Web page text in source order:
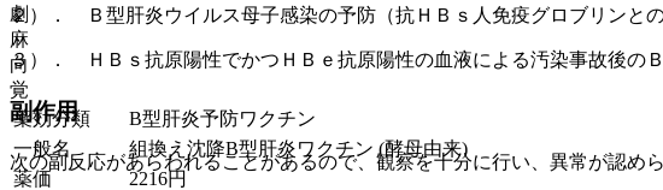
２）． Ｂ型肝炎ウイルス母子感染の予防（抗ＨＢｓ人免疫グロブリンとの
３）． ＨＢｓ抗原陽性でかつＨＢｅ抗原陽性の血液による汚染事故後の
副作用
次の副反応があらわれることがあるので、観察を十分に行い、異常が認め
劇
麻
向
覚
薬効分類
B型肝炎予防ワクチン
一般名
組換え沈降B型肝炎ワクチン (酵母由来)
薬価
2216円